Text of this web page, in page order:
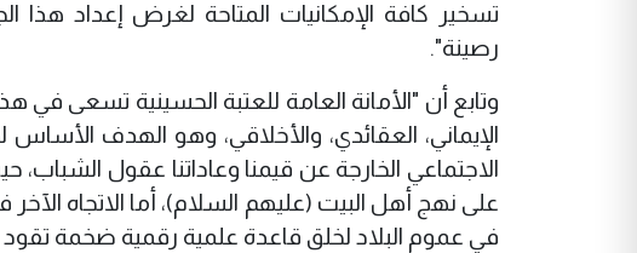
تسخير كافة الإمكانيات المتاحة لغرض إعداد
رصينة".
وتابع أن "الأمانة العامة للعتبة الحسينية تسعى في
الإيماني، العقائدي، والأخلاقي، وهو الهدف
الاجتماعي الخارجة عن قيمنا وعاداتنا عقول الشباب،
على نهج أهل البيت (عليهم السلام)، أما الاتجاه
في عموم البلاد لخلق قاعدة علمية رقمية ضخمة تقود